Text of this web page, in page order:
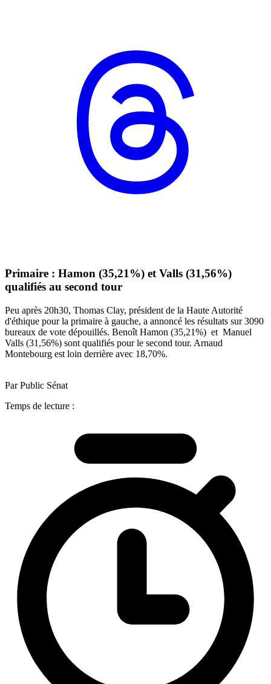
Primaire : Hamon (35,21%) et Valls (31,56%)
qualifiés au second tour
Peu après 20h30, Thomas Clay, président de la Haute Autorité
d'éthique pour la primaire à gauche, a annoncé les résultats sur 3090
bureaux de vote dépouillés. Benoît Hamon (35,21%) et Manuel
Valls (31,56%) sont qualifiés pour le second tour. Arnaud
Montebourg est loin derrière avec 18,70%.
Par Public Sénat
Temps de lecture :